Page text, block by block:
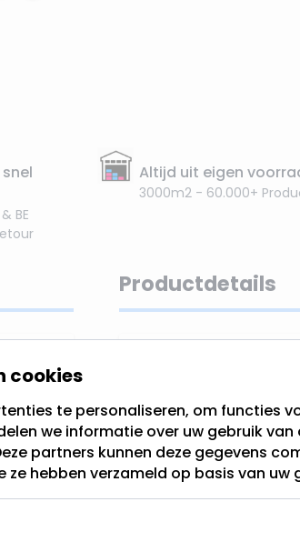
BE
Altijd uit eigen
3000m2 - 60.000+
elk
geheel
Productdetails
SKU
Merk
cookies
te personaliseren, om functies
we informatie over uw gebruik
partners kunnen deze gegevens
hebben verzameld op basis van uw